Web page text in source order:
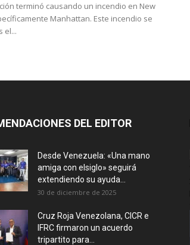
terminó causando un incendio en New
Manhattan. Este incendio se
el...
DEL EDITOR
Desde Venezuela: «Una mano
amiga con elsiglo» seguirá
extendiendo su ayuda...
30 de diciembre de 2025
Cruz Roja Venezolana, CICR e
IFRC firmaron un acuerdo
tripartito para...